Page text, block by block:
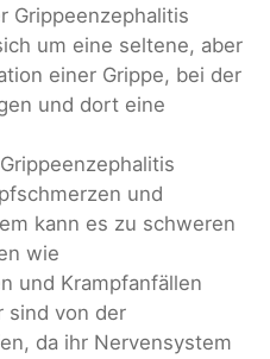
Grippeenzephalitis
um eine seltene, aber
einer Grippe, bei der
und dort eine
und
kann es zu schweren
wie
und Krampfanfällen
sind von der
da ihr Nervensystem